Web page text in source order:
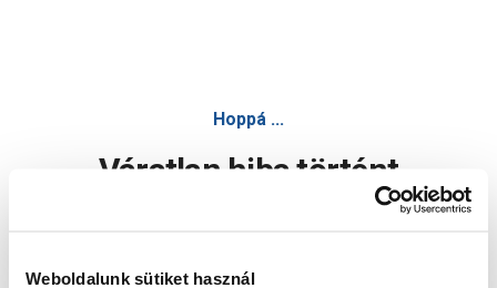
Weboldalunk sütiket használ
Hoppá ...
Váratlan hiba történt